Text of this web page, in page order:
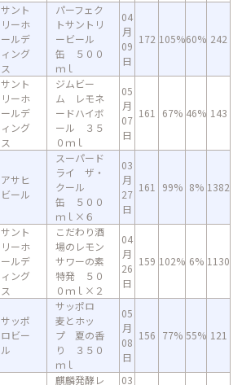
サント
リーホ
ールデ
ィング
ス
パーフェク
トサントリ
ービール
缶 ５００
ｍｌ
04
月
09
日
172 105%60% 242
サント
リーホ
ールデ
ィング
ス
ジムビー
ム レモネ
ードハイボ
ール ３５
０ｍｌ
05
月
07
日
161 67% 46% 143
アサヒ
ビール
スーパード
ライ ザ・
クール
缶 ５００
ｍｌ×６
03
月
27
日
161 99% 8% 1382
サント
リーホ
ールデ
ィング
ス
こだわり酒
場のレモン
サワーの素
特発 ５０
０ｍｌ×２
04
月
26
日
159 102% 6% 1130
サッポ
ロビー
ル
サッポロ
麦とホッ
プ 夏の香
り ３５０
ｍｌ
05
月
08
日
156 77% 55% 121
麒麟発酵レ
03